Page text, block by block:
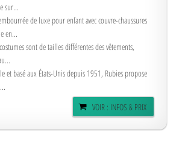
sur...
de luxe pour enfant avec couvre-chaussures
en...
sont de tailles différentes des vêtements,
et basé aux États-Unis depuis 1951, Rubies propose
VOIR : INFOS & PRIX